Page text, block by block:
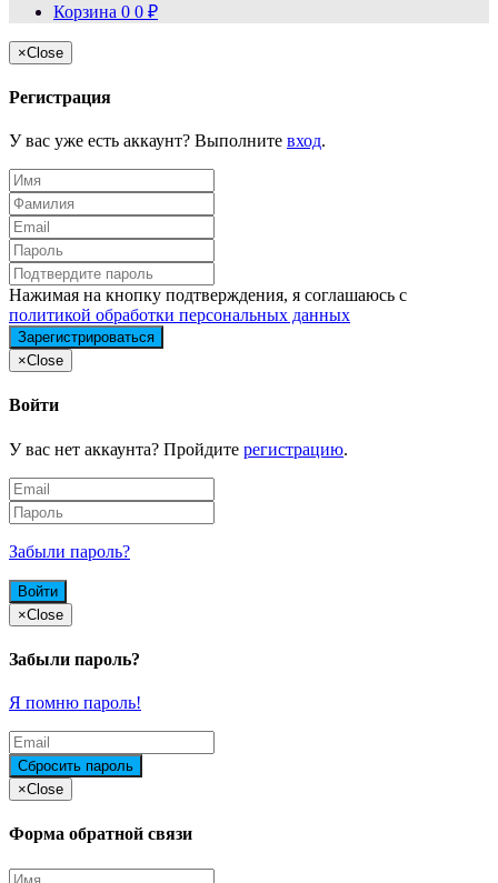
Корзина 0 0 ₽
×Close
Регистрация
У вас уже есть аккаунт? Выполните вход.
Нажимая на кнопку подтверждения, я соглашаюсь с
политикой обработки персональных данных
×Close
Войти
У вас нет аккаунта? Пройдите регистрацию.
Забыли пароль?
×Close
Забыли пароль?
Я помню пароль!
×Close
Форма обратной связи